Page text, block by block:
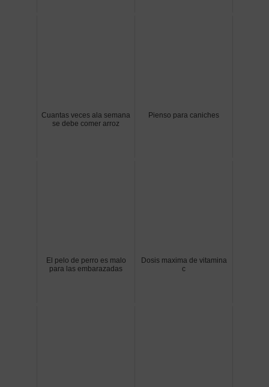
Cuantas veces ala semana
se debe comer arroz
Pienso para caniches
El pelo de perro es malo
para las embarazadas
Dosis maxima de vitamina
c